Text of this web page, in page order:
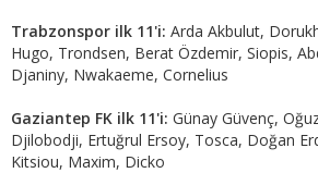
Trabzonspor ilk 11'i: Arda Akbulut,
Hugo, Trondsen, Berat Özdemir, Siopis,
Djaniny, Nwakaeme, Cornelius
Gaziantep FK ilk 11'i: Günay Güvenç,
Djilobodji, Ertuğrul Ersoy, Tosca, Doğan
Kitsiou, Maxim, Dicko